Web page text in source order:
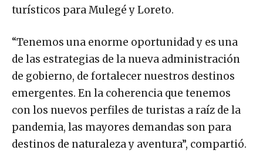
turísticos para Mulegé y Loreto.
“Tenemos una enorme oportunidad y es una
de las estrategias de la nueva administración
de gobierno, de fortalecer nuestros destinos
emergentes. En la coherencia que tenemos
con los nuevos perfiles de turistas a raíz de la
pandemia, las mayores demandas son para
destinos de naturaleza y aventura”, compartió.